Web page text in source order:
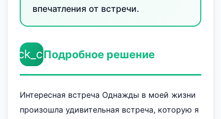
впечатления от встречи.
Подробное решение
Интересная встреча Однажды в моей жизни
произошла удивительная встреча, которую я